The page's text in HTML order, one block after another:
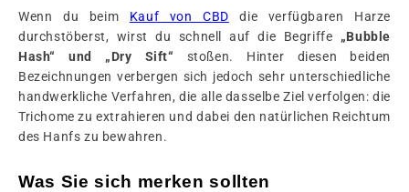
Wenn du beim Kauf von CBD die verfügbaren Harze
durchstöberst, wirst du schnell auf die Begriffe „Bubble
Hash“ und „Dry Sift“ stoßen. Hinter diesen beiden
Bezeichnungen verbergen sich jedoch sehr unterschiedliche
handwerkliche Verfahren, die alle dasselbe Ziel verfolgen: die
Trichome zu extrahieren und dabei den natürlichen Reichtum
des Hanfs zu bewahren.
Was Sie sich merken sollten